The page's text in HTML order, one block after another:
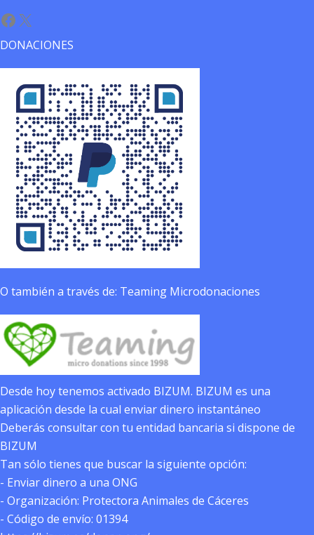
Facebook
X
DONACIONES
O también a través de: Teaming Microdonaciones
Desde hoy tenemos activado BIZUM. BIZUM es una
aplicación desde la cual enviar dinero instantáneo
Deberás consultar con tu entidad bancaria si dispone de
BIZUM
Tan sólo tienes que buscar la siguiente opción:
- Enviar dinero a una ONG
- Organización: Protectora Animales de Cáceres
- Código de envío: 01394